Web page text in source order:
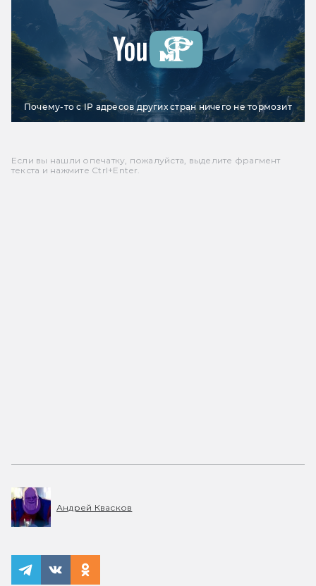
Почему-то с IP адресов других стран ничего не тормозит
Если вы нашли опечатку, пожалуйста, выделите фрагмент
текста и нажмите Ctrl+Enter.
Андрей Квасков